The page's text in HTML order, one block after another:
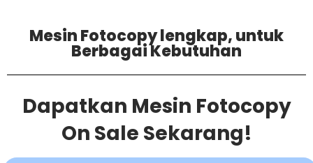
Mesin Fotocopy lengkap, untuk
Berbagai Kebutuhan
Dapatkan Mesin Fotocopy
On Sale Sekarang!